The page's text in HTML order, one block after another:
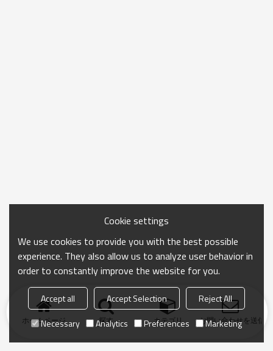
ホームページ 探す カテゴリ お問い合わせを送信
Cookie settings
We use cookies to provide you with the best possible
experience. They also allow us to analyze user behavior in
order to constantly improve the website for you.
Accept all Accept Selection
Reject All
Necessary
Analytics Preferences Marketing